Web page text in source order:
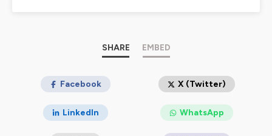
Je suis une tête chercheuse, si je ne sais pas je le dis, et je
Et quand je sais ou quand je trouve, je partage!
Vous pouvez me retrouver sur
Youtube
SHARE EMBED
Facebook X (Twitter)
LinkedIn WhatsApp